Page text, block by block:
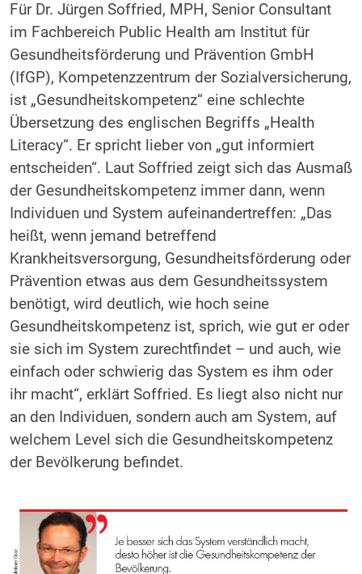
Für Dr. Jürgen Soffried, MPH, Senior Consultant
im Fachbereich Public Health am Institut für
Gesundheitsförderung und Prävention GmbH
(IfGP), Kompetenzzentrum der Sozialversicherung,
ist „Gesundheitskompetenz“ eine schlechte
Übersetzung des englischen Begriffs „Health
Literacy“. Er spricht lieber von „gut informiert
entscheiden“. Laut Soffried zeigt sich das Ausmaß
der Gesundheitskompetenz immer dann, wenn
Individuen und System aufeinandertreffen: „Das
heißt, wenn jemand betreffend
Krankheitsversorgung, Gesundheitsförderung oder
Prävention etwas aus dem Gesundheitssystem
benötigt, wird deutlich, wie hoch seine
Gesundheitskompetenz ist, sprich, wie gut er oder
sie sich im System zurechtfindet – und auch, wie
einfach oder schwierig das System es ihm oder
ihr macht“, erklärt Soffried. Es liegt also nicht nur
an den Individuen, sondern auch am System, auf
welchem Level sich die Gesundheitskompetenz
der Bevölkerung befindet.